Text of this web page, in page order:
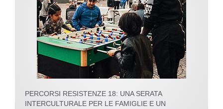
PERCORSI RESISTENZE 18: UNA SERATA
INTERCULTURALE PER LE FAMIGLIE E UN